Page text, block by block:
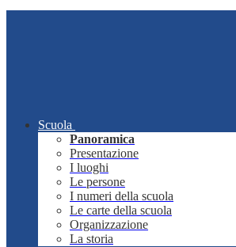
Scuola
Panoramica
Presentazione
I luoghi
Le persone
I numeri della scuola
Le carte della scuola
Organizzazione
La storia